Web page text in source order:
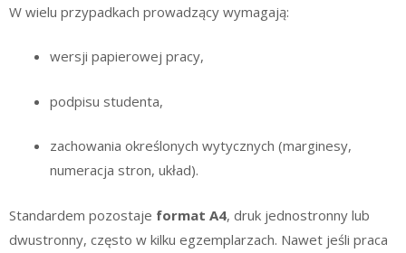
W wielu przypadkach prowadzący wymagają:
wersji papierowej pracy,
podpisu studenta,
zachowania określonych wytycznych (marginesy,
numeracja stron, układ).
Standardem pozostaje format A4, druk jednostronny lub
dwustronny, często w kilku egzemplarzach. Nawet jeśli praca